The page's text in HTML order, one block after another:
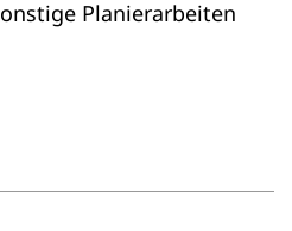
Planierarbeiten